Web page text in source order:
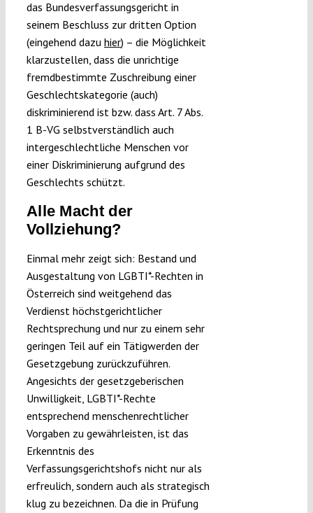
das Bundesverfassungsgericht in
seinem Beschluss zur dritten Option
(eingehend dazu hier) – die Möglichkeit
klarzustellen, dass die unrichtige
fremdbestimmte Zuschreibung einer
Geschlechtskategorie (auch)
diskriminierend ist bzw. dass Art. 7 Abs.
1 B-VG selbstverständlich auch
intergeschlechtliche Menschen vor
einer Diskriminierung aufgrund des
Geschlechts schützt.
Alle Macht der
Vollziehung?
Einmal mehr zeigt sich: Bestand und
Ausgestaltung von LGBTI*-Rechten in
Österreich sind weitgehend das
Verdienst höchstgerichtlicher
Rechtsprechung und nur zu einem sehr
geringen Teil auf ein Tätigwerden der
Gesetzgebung zurückzuführen.
Angesichts der gesetzgeberischen
Unwilligkeit, LGBTI*-Rechte
entsprechend menschenrechtlicher
Vorgaben zu gewährleisten, ist das
Erkenntnis des
Verfassungsgerichtshofs nicht nur als
erfreulich, sondern auch als strategisch
klug zu bezeichnen. Da die in Prüfung